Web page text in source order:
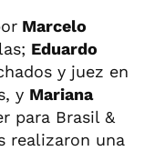
Marcelo
Eduardo
y juez en
y Mariana
para Brasil &
realizaron una